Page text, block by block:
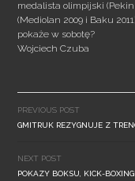
medalista olimpijski
(Mediolan 2009 i Baku
pokaże w sobotę?
Wojciech Czuba
navigation
PREVIOUS POST
GMITRUK REZYGNUJE Z
NEXT POST
POKAZY BOKSU, KICK-